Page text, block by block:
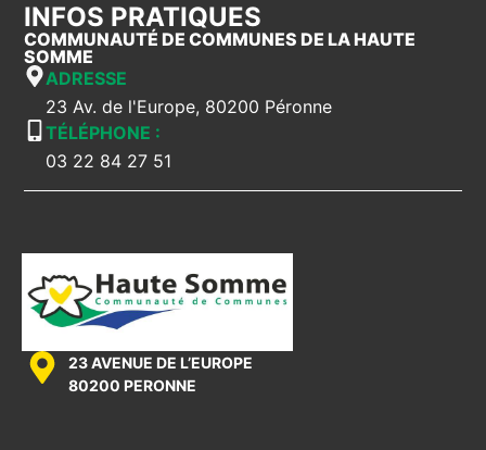
INFOS PRATIQUES
COMMUNAUTÉ DE COMMUNES DE LA HAUTE
SOMME
ADRESSE
23 Av. de l'Europe, 80200 Péronne
TÉLÉPHONE :
03 22 84 27 51
23 AVENUE DE L’EUROPE
80200 PERONNE